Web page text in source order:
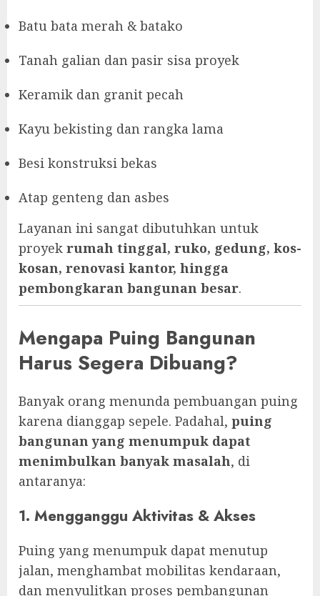
Batu bata merah & batako
Tanah galian dan pasir sisa proyek
Keramik dan granit pecah
Kayu bekisting dan rangka lama
Besi konstruksi bekas
Atap genteng dan asbes
Layanan ini sangat dibutuhkan untuk
proyek rumah tinggal, ruko, gedung, kos-
kosan, renovasi kantor, hingga
pembongkaran bangunan besar.
Mengapa Puing Bangunan
Harus Segera Dibuang?
Banyak orang menunda pembuangan puing
karena dianggap sepele. Padahal, puing
bangunan yang menumpuk dapat
menimbulkan banyak masalah, di
antaranya:
1. Mengganggu Aktivitas & Akses
Puing yang menumpuk dapat menutup
jalan, menghambat mobilitas kendaraan,
dan menyulitkan proses pembangunan